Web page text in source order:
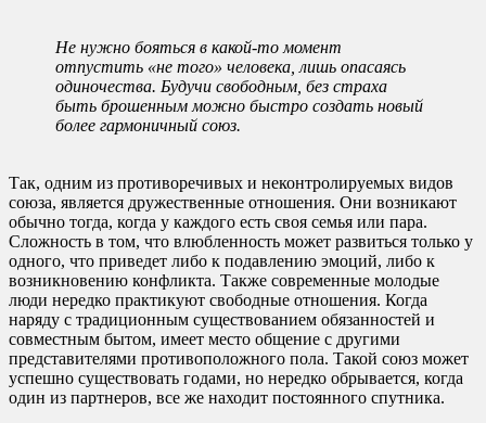
Не нужно бояться в какой-то момент
отпустить «не того» человека, лишь опасаясь
одиночества. Будучи свободным, без страха
быть брошенным можно быстро создать новый
более гармоничный союз.
Так, одним из противоречивых и неконтролируемых видов
союза, является дружественные отношения. Они возникают
обычно тогда, когда у каждого есть своя семья или пара.
Сложность в том, что влюбленность может развиться только у
одного, что приведет либо к подавлению эмоций, либо к
возникновению конфликта. Также современные молодые
люди нередко практикуют свободные отношения. Когда
наряду с традиционным существованием обязанностей и
совместным бытом, имеет место общение с другими
представителями противоположного пола. Такой союз может
успешно существовать годами, но нередко обрывается, когда
один из партнеров, все же находит постоянного спутника.